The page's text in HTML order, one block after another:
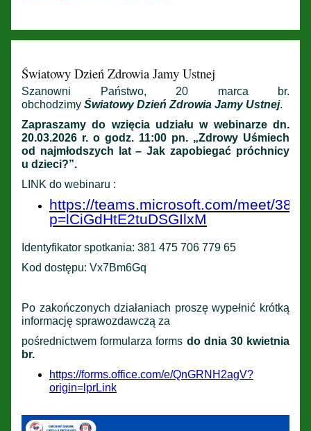
Światowy Dzień Zdrowia Jamy Ustnej
Szanowni Państwo, 20 marca br.
obchodzimy Światowy Dzień Zdrowia Jamy Ustnej.
Zapraszamy do wzięcia udziału w webinarze dn.
20.03.2026 r. o godz. 11:00 pn. „Zdrowy Uśmiech
od najmłodszych lat – Jak zapobiegać próchnicy
u dzieci?”.
LINK do webinaru :
https://teams.microsoft.com/meet/
p=lCiGdHtE2tuDSGIlxM
Identyfikator spotkania: 381 475 706 779 65
Kod dostępu: Vx7Bm6Gq
Po zakończonych działaniach proszę wypełnić krótką
informację sprawozdawczą za
pośrednictwem formularza forms do dnia 30 kwietnia
br.
https://forms.office.com/e/QnGRNH2agV?
origin=lprLink